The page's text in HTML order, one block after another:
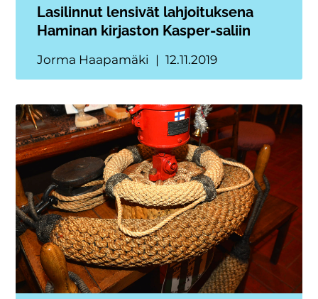
Lasilinnut lensivät lahjoituksena
Haminan kirjaston Kasper-saliin
Jorma Haapamäki 12.11.2019